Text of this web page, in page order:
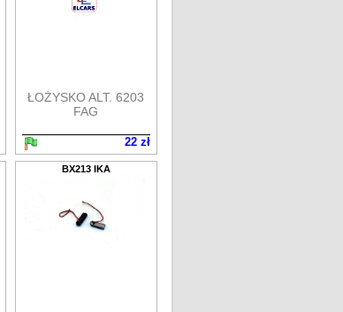
ŁOŻYSKO ALT. 6203
FAG
22 zł
BX213 IKA